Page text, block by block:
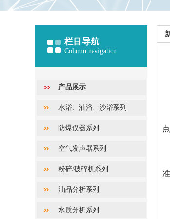
栏目导航
Column navigation
产品展示
水浴、油浴、沙浴系列
防爆仪器系列
空气发声器系列
粉碎/破碎机系列
油品分析系列
水质分析系列
点